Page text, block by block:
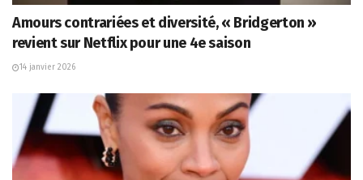
Amours contrariées et diversité, « Bridgerton »
revient sur Netflix pour une 4e saison
14 janvier 2026